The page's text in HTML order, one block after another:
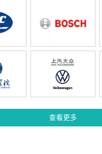
查看更多